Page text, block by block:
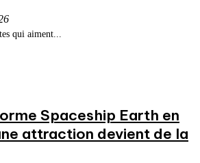
qui aiment...
Spaceship Earth en
attraction devient de la